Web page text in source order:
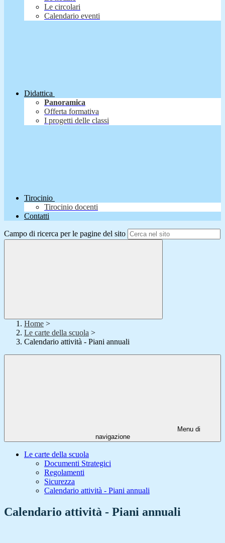
Le circolari
Calendario eventi
Didattica
Panoramica
Offerta formativa
I progetti delle classi
Tirocinio
Tirocinio docenti
Contatti
Campo di ricerca per le pagine del sito
Home >
Le carte della scuola >
Calendario attività - Piani annuali
Menu di
navigazione
Le carte della scuola
Documenti Strategici
Regolamenti
Sicurezza
Calendario attività - Piani annuali
Calendario attività - Piani annuali